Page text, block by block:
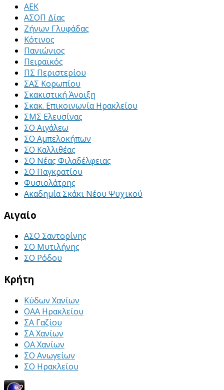
ΑΕΚ
ΑΣΟΠ Δίας
Ζήνων Γλυφάδας
Κότινος
Πανιώνιος
Πειραϊκός
ΠΣ Περιστερίου
ΣΑΣ Κορωπίου
Σκακιστική Άνοιξη
Σκακ. Επικοινωνία Ηρακλείου
ΣΜΣ Ελευσίνας
ΣΟ Αιγάλεω
ΣΟ Αμπελοκήπων
ΣΟ Καλλιθέας
ΣΟ Νέας Φιλαδέλφειας
ΣΟ Παγκρατίου
Φυσιολάτρης
Ακαδημία Σκάκι Νέου Ψυχικού
Αιγαίο
ΑΣΟ Σαντορίνης
ΣΟ Μυτιλήνης
ΣΟ Ρόδου
Κρήτη
Κύδων Χανίων
ΟΑΑ Ηρακλείου
ΣΑ Γαζίου
ΣΑ Χανίων
ΟΑ Χανίων
ΣΟ Ανωγείων
ΣΟ Ηρακλείου